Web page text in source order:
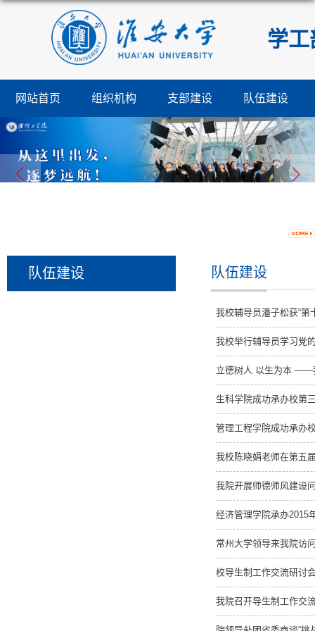
学工
网站首页 组织机构 支部建设 队伍建设
队伍建设 队伍建设
我校辅导员潘子松获“
我校举行辅导员学习党
立德树人 以生为本 ——
生科学院成功承办校第
管理工程学院成功承办
我校陈晓娟老师在第五
我院开展师德师风建设
经济管理学院承办2015
常州大学领导来我院访
校导生制工作交流研讨
我院召开导生制工作交